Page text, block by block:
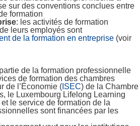
sur des conventions conclues entre
formation
: les activités de formation
leurs employés sont
de la formation en entreprise (voir
de la formation professionnelle
de formation des chambres
de l’Économie ( ISEC) de la Chambre
le Luxembourg Lifelong Learning
le service de formation de la
sont financées par les